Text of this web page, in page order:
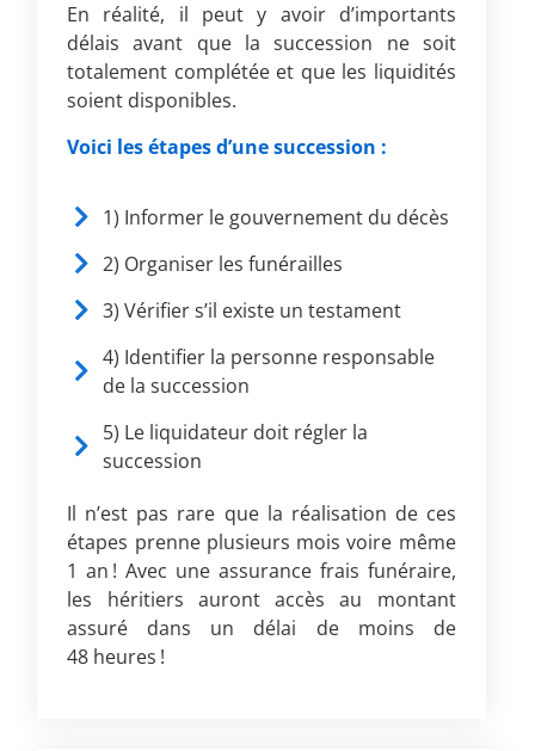
En réalité, il peut y avoir d’importants
délais avant que la succession ne soit
totalement complétée et que les liquidités
soient disponibles.
Voici les étapes d’une succession :
1) Informer le gouvernement du décès
2) Organiser les funérailles
3) Vérifier s’il existe un testament
4) Identifier la personne responsable
de la succession
5) Le liquidateur doit régler la
succession
Il n’est pas rare que la réalisation de ces
étapes prenne plusieurs mois voire même
1 an ! Avec une assurance frais funéraire,
les héritiers auront accès au montant
assuré dans un délai de moins de
48 heures !